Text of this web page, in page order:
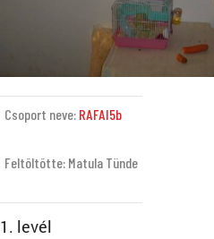
Csoport neve: RAFAI5b
Feltöltötte: Matula Tünde
1. levél